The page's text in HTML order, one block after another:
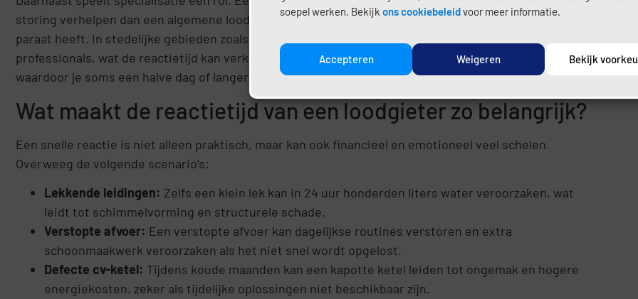
soepel werken. Bekijk ons cookiebeleidvoor meer informatie.
Accepteren Weigeren Bekijk
storing verhelpen dan een algemene loodgieter, omdat hij of zij direct de juiste onderdelen en kennis
paraat heeft. In stedelijke gebieden zoals Amsterdam of Rotterdam zijn er vaak meer beschikbare
professionals, wat de reactietijd kan verkorten. Op het platteland kan dit verschil aanzienlijk zijn,
waardoor je soms een halve dag of langer moet wachten.
Wat maakt de reactietijd van een loodgieter zo belangrijk?
Een snelle reactie is niet alleen praktisch, maar kan ook financieel en emotioneel veel schelen.
Overweeg de volgende scenario’s:
Lekkende leidingen: Zelfs een klein lek kan in 24 uur honderden liters water veroorzaken, wat
leidt tot schimmelvorming en structurele schade.
Verstopte afvoer: Een verstopte afvoer kan dagelijkse routines verstoren en extra
schoonmaakwerk veroorzaken als het niet snel wordt opgelost.
Defecte cv-ketel: Tijdens koude maanden kan een kapotte ketel leiden tot ongemak en hogere
energiekosten, zeker als tijdelijke oplossingen niet beschikbaar zijn.